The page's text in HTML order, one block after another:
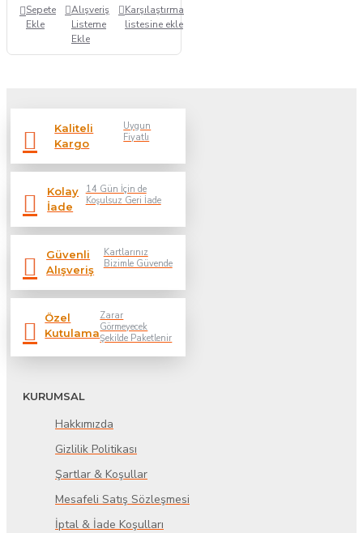
Sepete
Ekle
Alışveriş
Listeme
Ekle
Karşılaştırma
listesine ekle
Kaliteli
Kargo
Uygun
Fiyatlı
Kolay
İade
14 Gün İçin de
Koşulsuz Geri İade
Güvenli
Alışveriş
Kartlarınız
Bizimle Güvende
Özel
Kutulama
Zarar
Görmeyecek
Şekilde Paketlenir
KURUMSAL
Hakkımızda
Gizlilik Politikası
Şartlar & Koşullar
Mesafeli Satış Sözleşmesi
İptal & İade Koşulları